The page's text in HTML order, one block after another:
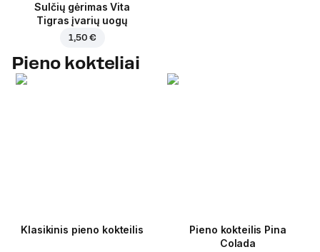
Sulčių gėrimas Vita
Tigras įvarių uogų
1,50 €
Pieno kokteliai
Klasikinis pieno kokteilis
Pieno kokteilis Pina
Colada